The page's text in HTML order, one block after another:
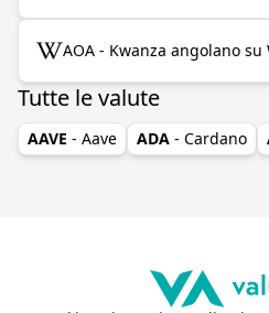
AOA - Kwanza angolano su
Tutte le valute
AAVE - Aave ADA - Cardano